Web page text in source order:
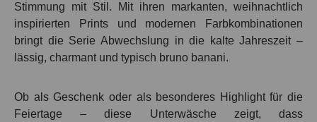
Stimmung mit Stil. Mit ihren markanten, weihnachtlich
inspirierten Prints und modernen Farbkombinationen
bringt die Serie Abwechslung in die kalte Jahreszeit –
lässig, charmant und typisch bruno banani.
Ob als Geschenk oder als besonderes Highlight für die
Feiertage – diese Unterwäsche zeigt, dass